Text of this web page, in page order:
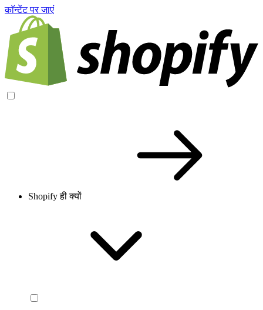
काॅन्टेंट पर जाएं
Shopify ही क्यों